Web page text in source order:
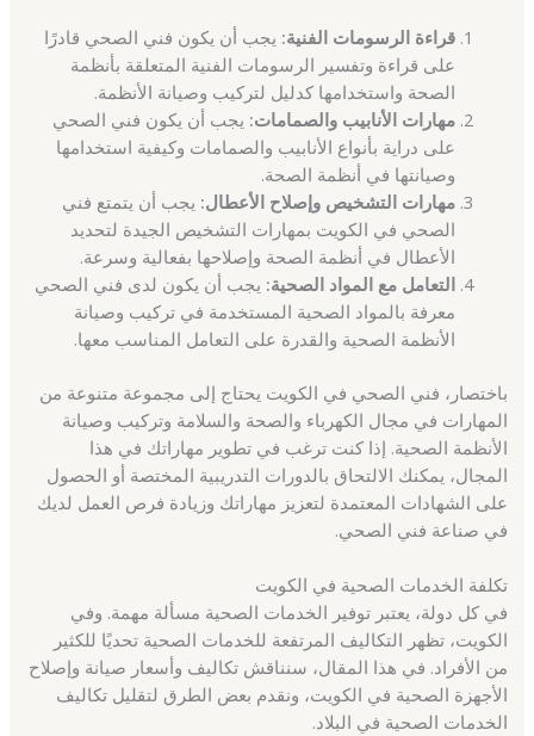
قراءة الرسومات الفنية: يجب أن يكون فني الصحي قادرًا
على قراءة وتفسير الرسومات الفنية المتعلقة بأنظمة
الصحة واستخدامها كدليل لتركيب وصيانة الأنظمة.
مهارات الأنابيب والصمامات: يجب أن يكون فني الصحي
على دراية بأنواع الأنابيب والصمامات وكيفية استخدامها
وصيانتها في أنظمة الصحة.
مهارات التشخيص وإصلاح الأعطال: يجب أن يتمتع فني
الصحي في الكويت بمهارات التشخيص الجيدة لتحديد
الأعطال في أنظمة الصحة وإصلاحها بفعالية وسرعة.
التعامل مع المواد الصحية: يجب أن يكون لدى فني الصحي
معرفة بالمواد الصحية المستخدمة في تركيب وصيانة
الأنظمة الصحية والقدرة على التعامل المناسب معها.
باختصار، فني الصحي في الكويت يحتاج إلى مجموعة متنوعة من
المهارات في مجال الكهرباء والصحة والسلامة وتركيب وصيانة
الأنظمة الصحية. إذا كنت ترغب في تطوير مهاراتك في هذا
المجال، يمكنك الالتحاق بالدورات التدريبية المختصة أو الحصول
على الشهادات المعتمدة لتعزيز مهاراتك وزيادة فرص العمل لديك
في صناعة فني الصحي.
تكلفة الخدمات الصحية في الكويت
في كل دولة، يعتبر توفير الخدمات الصحية مسألة مهمة. وفي
الكويت، تظهر التكاليف المرتفعة للخدمات الصحية تحديًا للكثير
من الأفراد. في هذا المقال، سنناقش تكاليف وأسعار صيانة وإصلاح
الأجهزة الصحية في الكويت، ونقدم بعض الطرق لتقليل تكاليف
الخدمات الصحية في البلاد.